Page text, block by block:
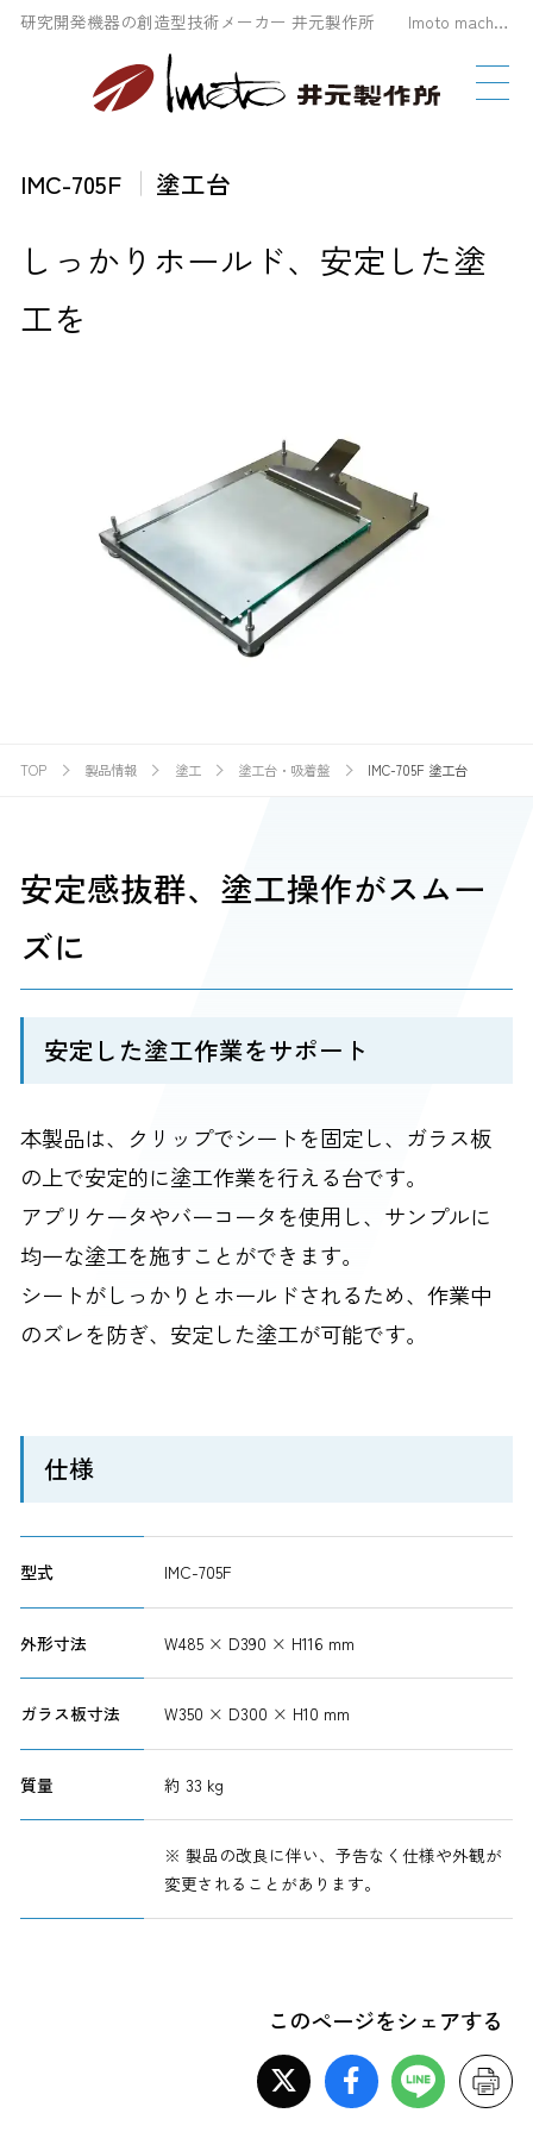
研究開発機器の創造型技術メーカー 井元製作所 Imoto machinery Co., LTD
IMC-705F 塗工台
しっかりホールド、安定した塗
工を
TOP 製品情報 塗工 塗工台・吸着盤 IMC-705F 塗工台
安定感抜群、塗工操作がスムー
ズに
安定した塗工作業をサポート
本製品は、クリップでシートを固定し、ガラス板
の上で安定的に塗工作業を行える台です。
アプリケータやバーコータを使用し、サンプルに
均一な塗工を施すことができます。
シートがしっかりとホールドされるため、作業中
のズレを防ぎ、安定した塗工が可能です。
仕様
型式 IMC-705F
外形寸法 W485 × D390 × H116 mm
ガラス板寸法 W350 × D300 × H10 mm
質量 約 33 kg
※ 製品の改良に伴い、予告なく仕様や外観が
変更されることがあります。
このページをシェアする